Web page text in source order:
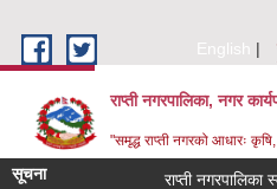
English
राप्ती नगरपालिका, नगर
"समृद्ध राप्ती नगरको आधारः कृषि,
सूचना राप्ती नगरपालिका